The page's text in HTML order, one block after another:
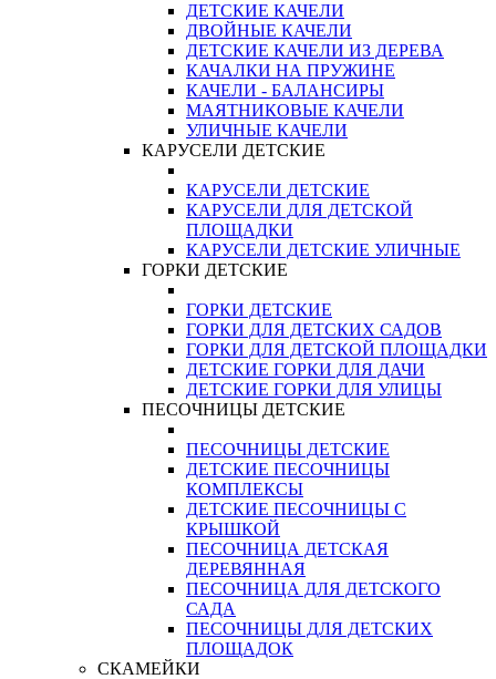
ДЕТСКИЕ КАЧЕЛИ
ДВОЙНЫЕ КАЧЕЛИ
ДЕТСКИЕ КАЧЕЛИ ИЗ ДЕРЕВА
КАЧАЛКИ НА ПРУЖИНЕ
КАЧЕЛИ - БАЛАНСИРЫ
МАЯТНИКОВЫЕ КАЧЕЛИ
УЛИЧНЫЕ КАЧЕЛИ
КАРУСЕЛИ ДЕТСКИЕ
КАРУСЕЛИ ДЕТСКИЕ
КАРУСЕЛИ ДЛЯ ДЕТСКОЙ
ПЛОЩАДКИ
КАРУСЕЛИ ДЕТСКИЕ УЛИЧНЫЕ
ГОРКИ ДЕТСКИЕ
ГОРКИ ДЕТСКИЕ
ГОРКИ ДЛЯ ДЕТСКИХ САДОВ
ГОРКИ ДЛЯ ДЕТСКОЙ ПЛОЩАДКИ
ДЕТСКИЕ ГОРКИ ДЛЯ ДАЧИ
ДЕТСКИЕ ГОРКИ ДЛЯ УЛИЦЫ
ПЕСОЧНИЦЫ ДЕТСКИЕ
ПЕСОЧНИЦЫ ДЕТСКИЕ
ДЕТСКИЕ ПЕСОЧНИЦЫ
КОМПЛЕКСЫ
ДЕТСКИЕ ПЕСОЧНИЦЫ С
КРЫШКОЙ
ПЕСОЧНИЦА ДЕТСКАЯ
ДЕРЕВЯННАЯ
ПЕСОЧНИЦА ДЛЯ ДЕТСКОГО
САДА
ПЕСОЧНИЦЫ ДЛЯ ДЕТСКИХ
ПЛОЩАДОК
СКАМЕЙКИ